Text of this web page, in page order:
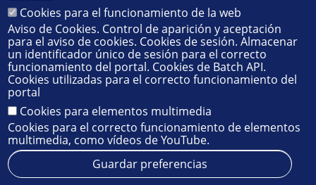
55 28 91. Administración:administradorfisica@us.es
Secretaría:jsecfisi@us.es- Decanato:ffisaog@us.es
Cookies para el funcionamiento de la web
Aviso de Cookies. Control de aparición y aceptación
para el aviso de cookies. Cookies de sesión. Almacenar
un identificador único de sesión para el correcto
funcionamiento del portal. Cookies de Batch API.
Cookies utilizadas para el correcto funcionamiento del
portal
Cookies para elementos multimedia
Cookies para el correcto funcionamiento de elementos
multimedia, como vídeos de YouTube.
Guardar preferencias